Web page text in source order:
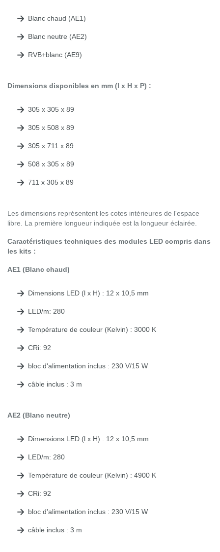
Blanc chaud (AE1)
Blanc neutre (AE2)
RVB+blanc (AE9)
Dimensions disponibles en mm (l x H x P) :
305 x 305 x 89
305 x 508 x 89
305 x 711 x 89
508 x 305 x 89
711 x 305 x 89
Les dimensions représentent les cotes intérieures de l'espace
libre. La première longueur indiquée est la longueur éclairée.
Caractéristiques techniques des modules LED compris dans
les kits :
AE1 (Blanc chaud)
Dimensions LED (l x H) : 12 x 10,5 mm
LED/m: 280
Température de couleur (Kelvin) : 3000 K
CRi: 92
bloc d'alimentation inclus : 230 V/15 W
câble inclus : 3 m
AE2 (Blanc neutre)
Dimensions LED (l x H) : 12 x 10,5 mm
LED/m: 280
Température de couleur (Kelvin) : 4900 K
CRi: 92
bloc d'alimentation inclus : 230 V/15 W
câble inclus : 3 m